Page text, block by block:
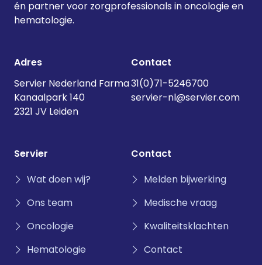
én partner voor zorgprofessionals in oncologie en
hematologie.
Adres
Servier Nederland Farma
Kanaalpark 140
2321 JV Leiden
Contact
31(0)71-5246700
servier-nl@servier.com
Servier
Wat doen wij?
Ons team
Oncologie
Hematologie
Contact
Melden bijwerking
Medische vraag
Kwaliteitsklachten
Contact